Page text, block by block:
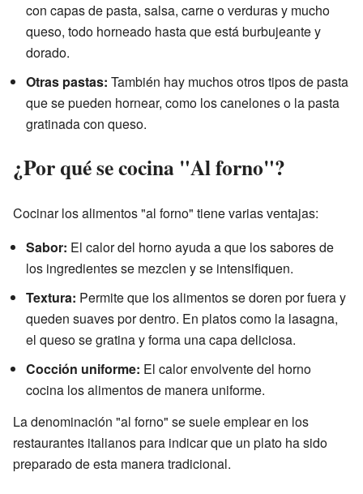
con capas de pasta, salsa, carne o verduras y mucho
queso, todo horneado hasta que está burbujeante y
dorado.
Otras pastas: También hay muchos otros tipos de pasta
que se pueden hornear, como los canelones o la pasta
gratinada con queso.
¿Por qué se cocina "Al forno"?
Cocinar los alimentos "al forno" tiene varias ventajas:
Sabor: El calor del horno ayuda a que los sabores de
los ingredientes se mezclen y se intensifiquen.
Textura: Permite que los alimentos se doren por fuera y
queden suaves por dentro. En platos como la lasagna,
el queso se gratina y forma una capa deliciosa.
Cocción uniforme: El calor envolvente del horno
cocina los alimentos de manera uniforme.
La denominación "al forno" se suele emplear en los
restaurantes italianos para indicar que un plato ha sido
preparado de esta manera tradicional.